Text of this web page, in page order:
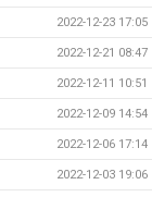
2022-12-23 17:05
2022-12-21 08:47
2022-12-11 10:51
2022-12-09 14:54
2022-12-06 17:14
2022-12-03 19:06